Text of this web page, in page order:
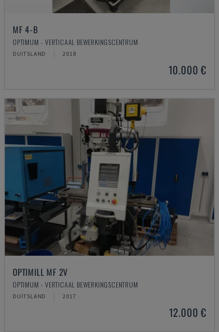
MF 4-B
OPTIMUM - VERTICAAL BEWERKINGSCENTRUM
DUITSLAND 2018
10.000 €
OPTIMILL MF 2V
OPTIMUM - VERTICAAL BEWERKINGSCENTRUM
DUITSLAND 2017
12.000 €